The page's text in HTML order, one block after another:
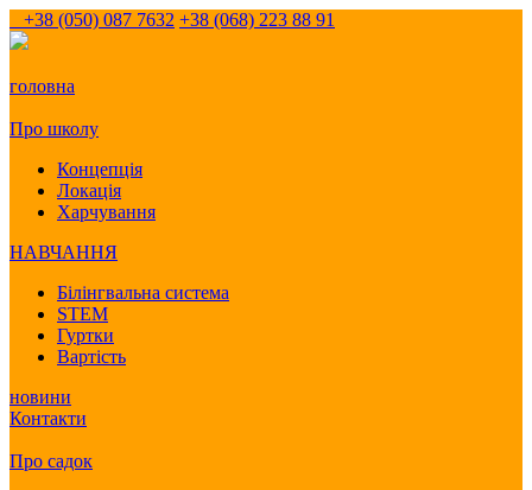
+38 (050) 087 7632 +38 (068) 223 88 91
головна
Про школу
Концепція
Локація
Харчування
НАВЧАННЯ
Білінгвальна система
STEM
Гуртки
Вартість
новини
Контакти
Про садок